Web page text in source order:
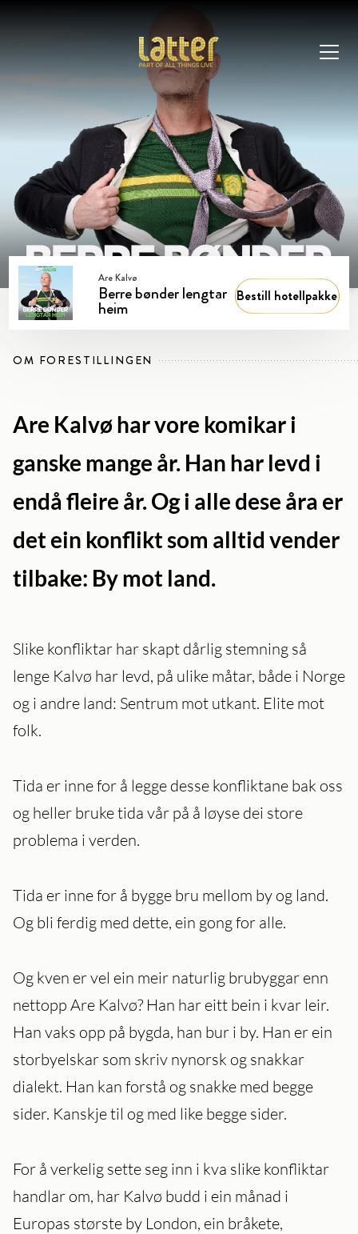
Are Kalvø
Berre bønder lengtar
heim
Bestill hotellpakke
OM FORESTILLINGEN
Are Kalvø har vore komikar i
ganske mange år. Han har levd i
endå fleire år. Og i alle dese åra er
det ein konflikt som alltid vender
tilbake: By mot land.
Slike konfliktar har skapt dårlig stemning så
lenge Kalvø har levd, på ulike måtar, både i Norge
og i andre land: Sentrum mot utkant. Elite mot
folk.
Tida er inne for å legge desse konfliktane bak oss
og heller bruke tida vår på å løyse dei store
problema i verden.
Tida er inne for å bygge bru mellom by og land.
Og bli ferdig med dette, ein gong for alle.
Og kven er vel ein meir naturlig brubyggar enn
nettopp Are Kalvø? Han har eitt bein i kvar leir.
Han vaks opp på bygda, han bur i by. Han er ein
storbyelskar som skriv nynorsk og snakkar
dialekt. Han kan forstå og snakke med begge
sider. Kanskje til og med like begge sider.
For å verkelig sette seg inn i kva slike konfliktar
handlar om, har Kalvø budd i ein månad i
Europas største by London, ein bråkete,